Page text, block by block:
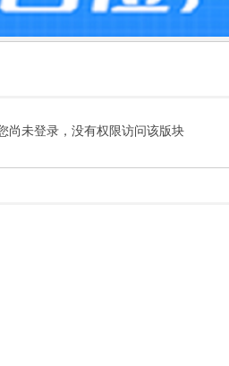
尚未登录，没有权限访问该版块